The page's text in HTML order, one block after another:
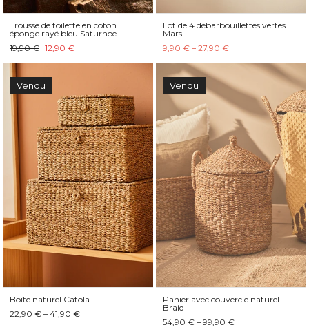
Trousse de toilette en coton
éponge rayé bleu Saturnoe
19,90 € 12,90 €
Lot de 4 débarbouillettes vertes
Mars
9,90 € – 27,90 €
Vendu
Boîte naturel Catola
22,90 € – 41,90 €
Vendu
Panier avec couvercle naturel
Braid
54,90 € – 99,90 €